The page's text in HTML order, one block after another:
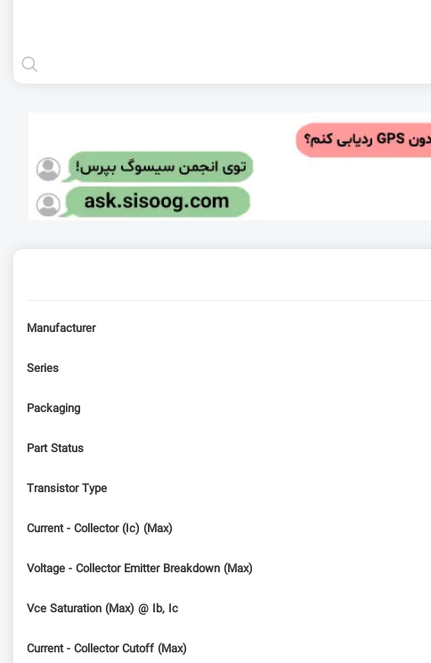
Manufacturer
Series
Packaging
Part Status
Transistor Type
Current - Collector (Ic) (Max)
Voltage - Collector Emitter Breakdown (Max)
Vce Saturation (Max) @ Ib, Ic
Current - Collector Cutoff (Max)